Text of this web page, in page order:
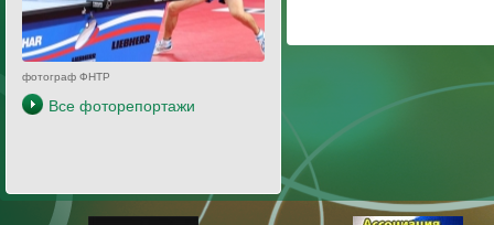
фотограф ФНТР
Все фоторепортажи